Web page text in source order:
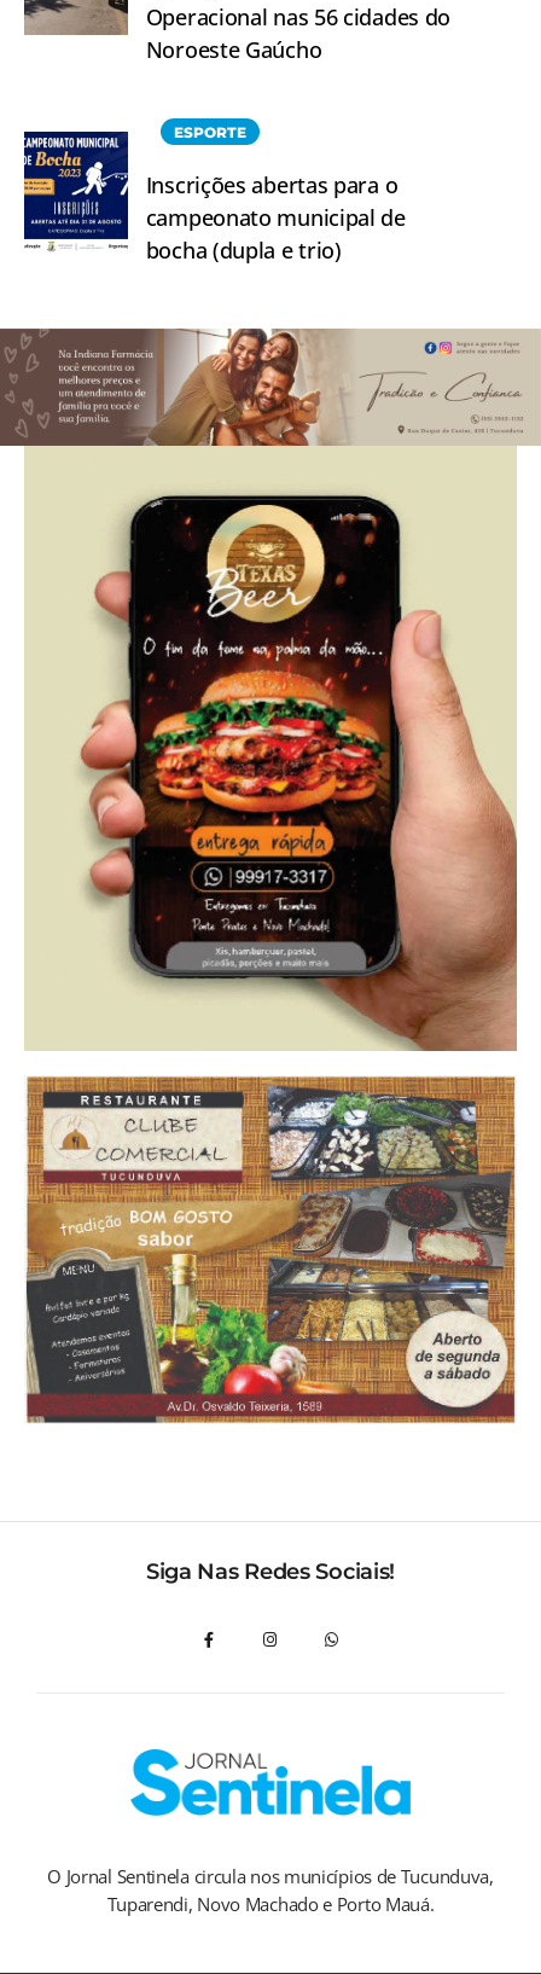
Operacional nas 56 cidades do
Noroeste Gaúcho
ESPORTE
Inscrições abertas para o
campeonato municipal de
bocha (dupla e trio)
Siga Nas Redes Sociais!
O Jornal Sentinela circula nos municípios de Tucunduva,
Tuparendi, Novo Machado e Porto Mauá.